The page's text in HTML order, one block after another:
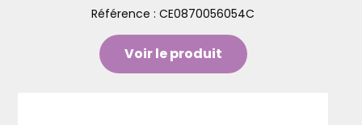
Référence : CE0870056054C
Voir le produit